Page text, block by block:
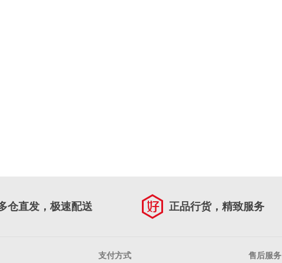
仓直发，极速配送 正品行货，精致服务
支付方式 售后服务